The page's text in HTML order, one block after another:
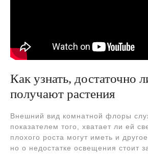
Как узнать, достаточно
получают растения
Внешний вид комнатной флоры
показателем того, хватает ли ей
плохого роста могут иметь и
но о недостатке освещения стоит